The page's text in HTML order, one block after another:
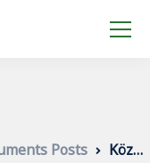
Posts Közbeszerzési szerződések 2021-2022